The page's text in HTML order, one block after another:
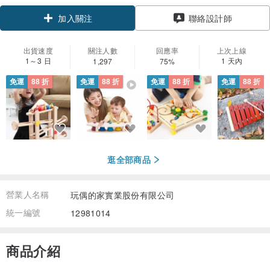
加入關注 聯絡設計師
出貨速度
1～3 日
關注人數
1,297
回應率
75%
上次上線
1 天內
免運 88 折 免運 88 折 免運 88 折 免運 88 折
逛全部商品
營業人名稱
玩偶的家實業股份有限公司
統一編號
12981014
商品介紹